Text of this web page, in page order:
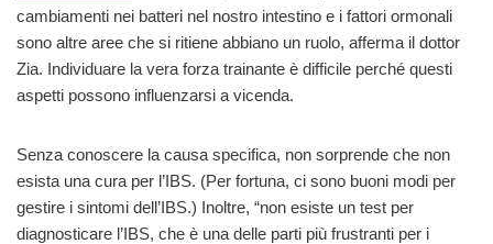
cambiamenti nei batteri nel nostro intestino e i fattori ormonali
sono altre aree che si ritiene abbiano un ruolo, afferma il dottor
Zia. Individuare la vera forza trainante è difficile perché questi
aspetti possono influenzarsi a vicenda.
Senza conoscere la causa specifica, non sorprende che non
esista una cura per l’IBS. (Per fortuna, ci sono buoni modi per
gestire i sintomi dell’IBS.) Inoltre, “non esiste un test per
diagnosticare l’IBS, che è una delle parti più frustranti per i